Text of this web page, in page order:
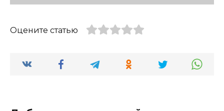
Оцените статью